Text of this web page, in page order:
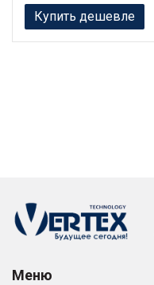
Купить дешевле
Меню